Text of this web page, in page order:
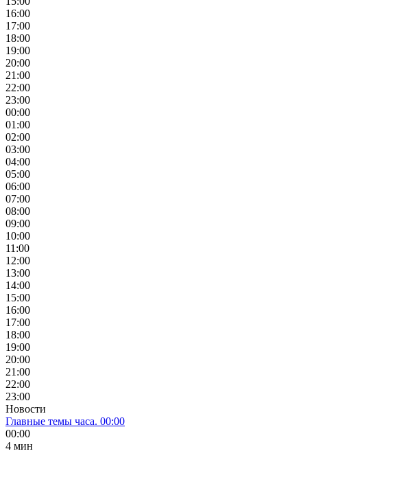
16:00
17:00
18:00
19:00
20:00
21:00
22:00
23:00
00:00
01:00
02:00
03:00
04:00
05:00
06:00
07:00
08:00
09:00
10:00
11:00
12:00
13:00
14:00
15:00
16:00
17:00
18:00
19:00
20:00
21:00
22:00
23:00
Новости
Главные темы часа. 00:00
00:00
4 мин